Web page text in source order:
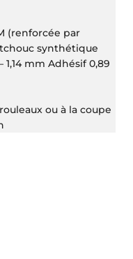
(renforcée par
synthétique
1,14 mm Adhésif 0,89
ou à la coupe